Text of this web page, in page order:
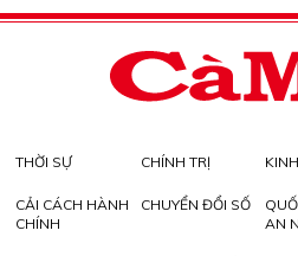
THỜI SỰ CHÍNH TRỊ
CẢI CÁCH HÀNH
CHÍNH
CHUYỂN ĐỔI SỐ
AN